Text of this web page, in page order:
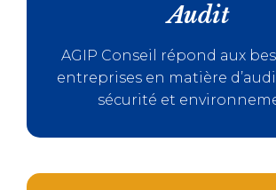
Audit
AGIP Conseil répond aux
entreprises en matière
sécurité et